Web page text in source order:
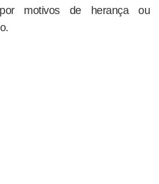
motivos de herança ou